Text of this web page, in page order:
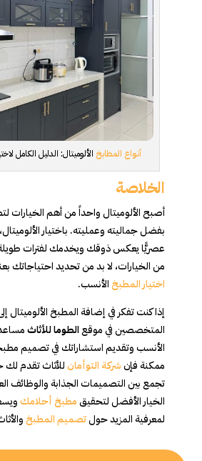
أنواع المطابخ الألوميتال: الدليل الكامل
الخلاصة
أصبح الألوميتال واحداً من أهم الخيارات
بفضل جماليته وعمليته. باختيار
عصريًّا يعكس ذوقك ويخدمك لفترات
من الخيارات، لا بد من تحديد احتياجاتك
اختيار المطبخالأنسب.
إذا كنت تفكر في إضافة المطبخ الألوميتال
المتخصصين في موقعالطوما للأثاث
الأنسب وتقديم استشاراتك في تصميم
ممكنة فإنشركة التوأمانللأثاث تقدم لك
تجمع بين التصميمات الجذابة والوظائف
الخيار الأفضل لتحقيقمطبخ أحلامك
لمعرفية المزيد حولتصميم المطبخ